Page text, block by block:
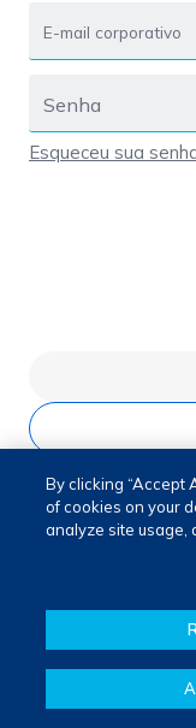
Esqueceu sua
By clicking “Accept
of cookies on your
analyze site usage,